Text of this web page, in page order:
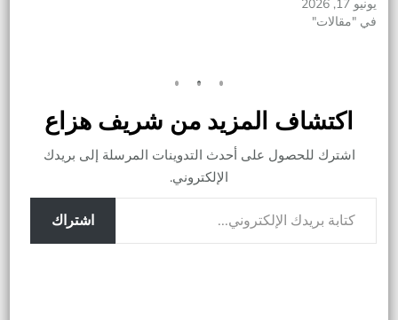
يونيو 17, 2026
في "مقالات"
اكتشاف المزيد من شريف هزاع
اشترك للحصول على أحدث التدوينات المرسلة إلى بريدك
الإلكتروني.
كتابة بريدك الإلكتروني...
اشتراك